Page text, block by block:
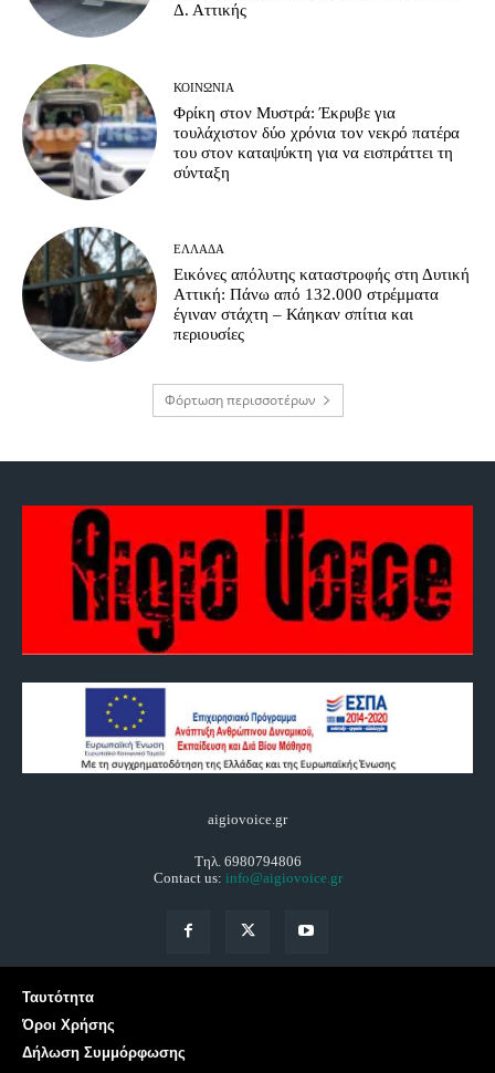
Δ. Αττικής
ΚΟΙΝΩΝΊΑ
Φρίκη στον Μυστρά: Έκρυβε για
τουλάχιστον δύο χρόνια τον νεκρό πατέρα
του στον καταψύκτη για να εισπράττει τη
σύνταξη
ΕΛΛΆΔΑ
Εικόνες απόλυτης καταστροφής στη Δυτική
Αττική: Πάνω από 132.000 στρέμματα
έγιναν στάχτη – Κάηκαν σπίτια και
περιουσίες
Φόρτωση περισσοτέρων
aigiovoice.gr
Τηλ. 6980794806
Contact us: info@aigiovoice.gr
Ταυτότητα
Όροι Χρήσης
Δήλωση Συμμόρφωσης